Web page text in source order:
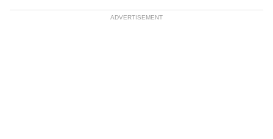
ADVERTISEMENT